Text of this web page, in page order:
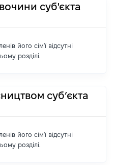
суб'єкта
його сім'ї відсутні
розділі.
суб’єкта
його сім'ї відсутні
розділі.